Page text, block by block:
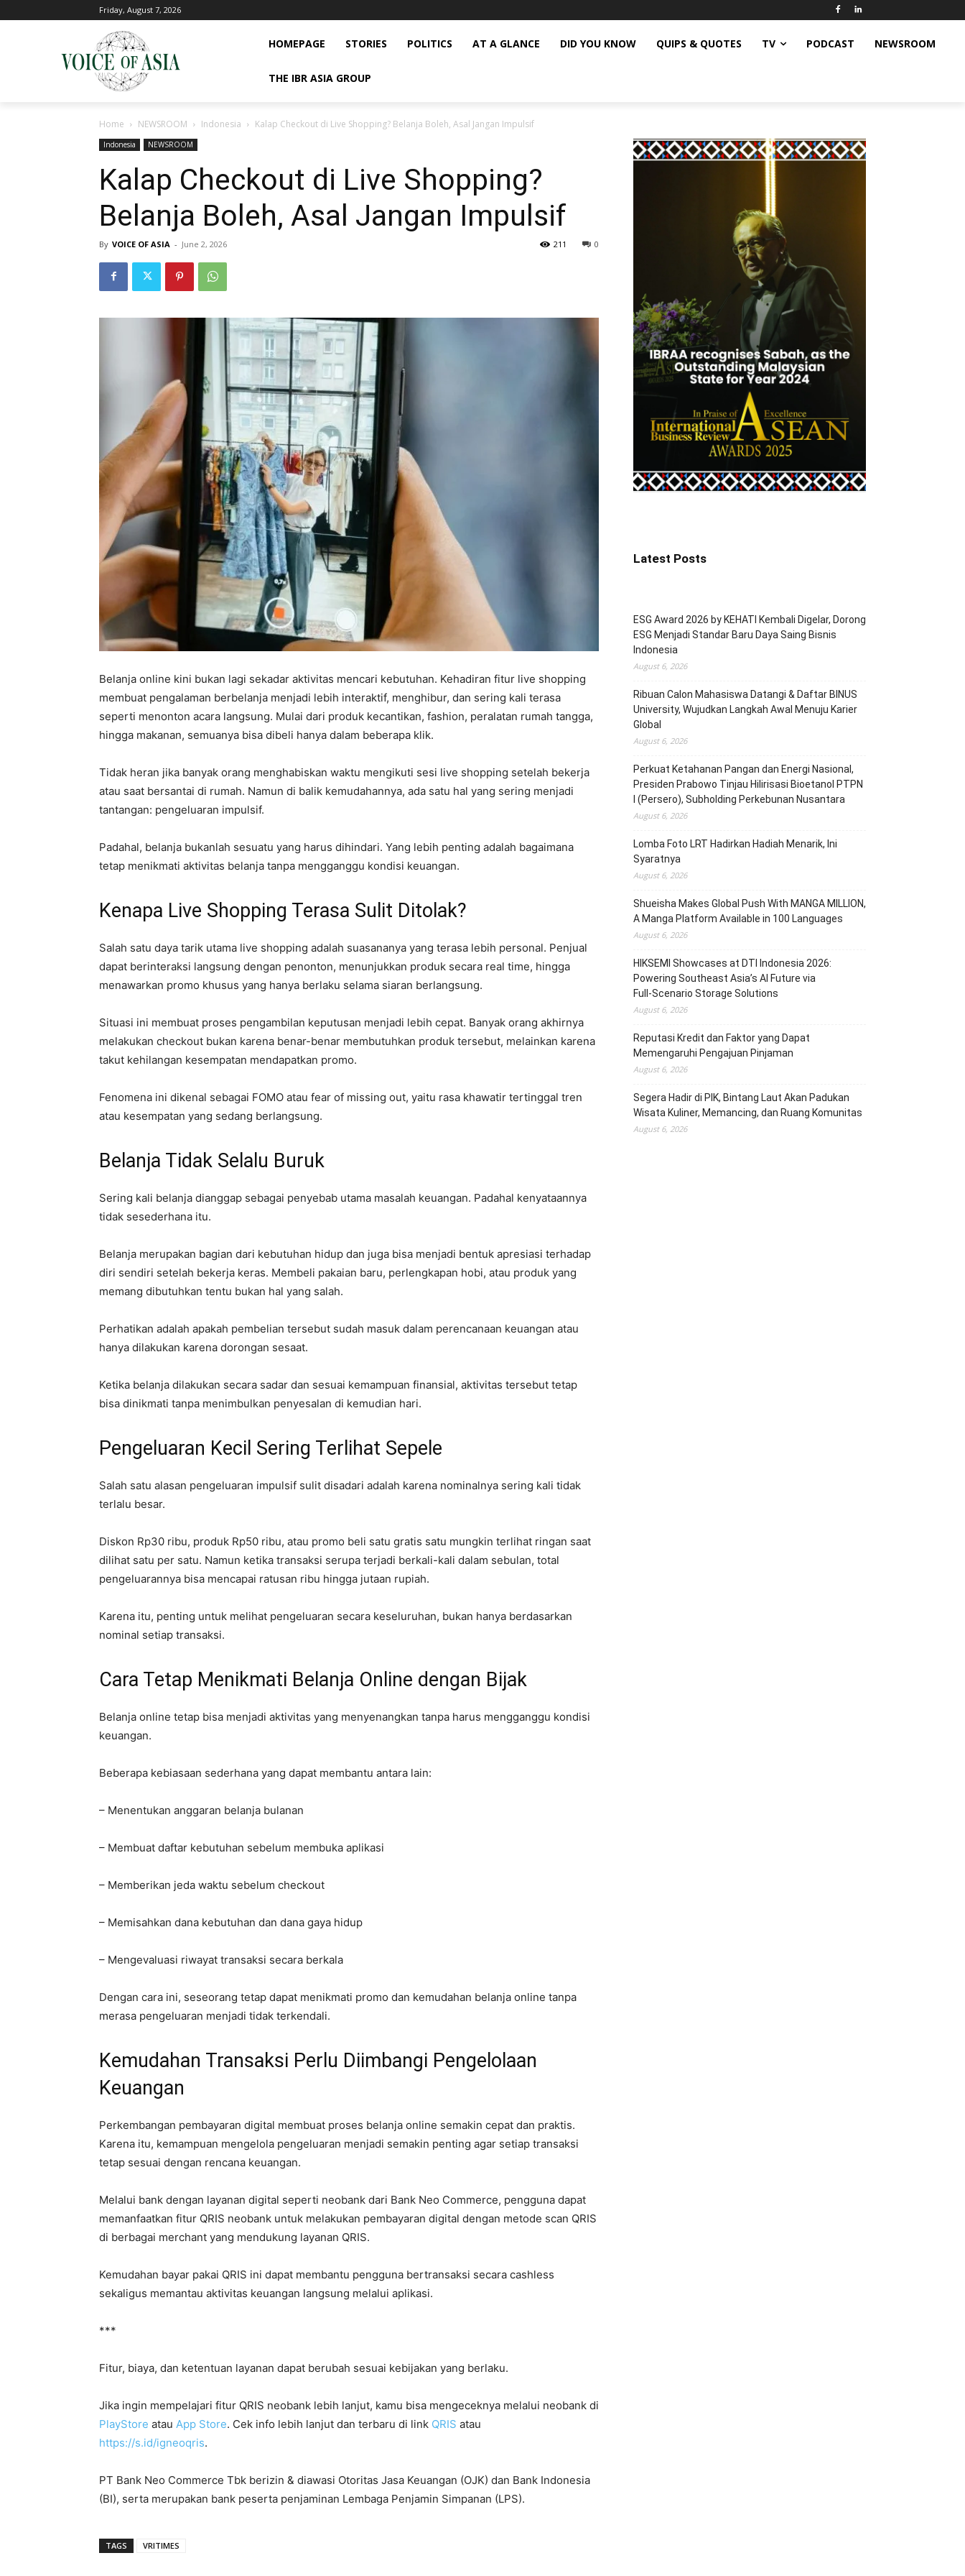
Friday, August 7, 2026
HOMEPAGE STORIES POLITICS AT A GLANCE DID YOU KNOW QUIPS & QUOTES TV PODCAST NEWSROOM
THE IBR ASIA GROUP
Home NEWSROOM Indonesia Kalap Checkout di Live Shopping? Belanja Boleh, Asal Jangan Impulsif
Indonesia NEWSROOM
Kalap Checkout di Live Shopping?
Belanja Boleh, Asal Jangan Impulsif
By VOICE OF ASIA - June 2, 2026 0
211
Belanja online kini bukan lagi sekadar aktivitas mencari kebutuhan. Kehadiran fitur live shopping
membuat pengalaman berbelanja menjadi lebih interaktif, menghibur, dan sering kali terasa
seperti menonton acara langsung. Mulai dari produk kecantikan, fashion, peralatan rumah tangga,
hingga makanan, semuanya bisa dibeli hanya dalam beberapa klik.
Tidak heran jika banyak orang menghabiskan waktu mengikuti sesi live shopping setelah bekerja
atau saat bersantai di rumah. Namun di balik kemudahannya, ada satu hal yang sering menjadi
tantangan: pengeluaran impulsif.
Padahal, belanja bukanlah sesuatu yang harus dihindari. Yang lebih penting adalah bagaimana
tetap menikmati aktivitas belanja tanpa mengganggu kondisi keuangan.
Kenapa Live Shopping Terasa Sulit Ditolak?
Salah satu daya tarik utama live shopping adalah suasananya yang terasa lebih personal. Penjual
dapat berinteraksi langsung dengan penonton, menunjukkan produk secara real time, hingga
menawarkan promo khusus yang hanya berlaku selama siaran berlangsung.
Situasi ini membuat proses pengambilan keputusan menjadi lebih cepat. Banyak orang akhirnya
melakukan checkout bukan karena benar-benar membutuhkan produk tersebut, melainkan karena
takut kehilangan kesempatan mendapatkan promo.
Fenomena ini dikenal sebagai FOMO atau fear of missing out, yaitu rasa khawatir tertinggal tren
atau kesempatan yang sedang berlangsung.
Belanja Tidak Selalu Buruk
Sering kali belanja dianggap sebagai penyebab utama masalah keuangan. Padahal kenyataannya
tidak sesederhana itu.
Belanja merupakan bagian dari kebutuhan hidup dan juga bisa menjadi bentuk apresiasi terhadap
diri sendiri setelah bekerja keras. Membeli pakaian baru, perlengkapan hobi, atau produk yang
memang dibutuhkan tentu bukan hal yang salah.
Perhatikan adalah apakah pembelian tersebut sudah masuk dalam perencanaan keuangan atau
hanya dilakukan karena dorongan sesaat.
Ketika belanja dilakukan secara sadar dan sesuai kemampuan finansial, aktivitas tersebut tetap
bisa dinikmati tanpa menimbulkan penyesalan di kemudian hari.
Pengeluaran Kecil Sering Terlihat Sepele
Salah satu alasan pengeluaran impulsif sulit disadari adalah karena nominalnya sering kali tidak
terlalu besar.
Diskon Rp30 ribu, produk Rp50 ribu, atau promo beli satu gratis satu mungkin terlihat ringan saat
dilihat satu per satu. Namun ketika transaksi serupa terjadi berkali-kali dalam sebulan, total
pengeluarannya bisa mencapai ratusan ribu hingga jutaan rupiah.
Karena itu, penting untuk melihat pengeluaran secara keseluruhan, bukan hanya berdasarkan
nominal setiap transaksi.
Cara Tetap Menikmati Belanja Online dengan Bijak
Belanja online tetap bisa menjadi aktivitas yang menyenangkan tanpa harus mengganggu kondisi
keuangan.
Beberapa kebiasaan sederhana yang dapat membantu antara lain:
– Menentukan anggaran belanja bulanan
– Membuat daftar kebutuhan sebelum membuka aplikasi
– Memberikan jeda waktu sebelum checkout
– Memisahkan dana kebutuhan dan dana gaya hidup
– Mengevaluasi riwayat transaksi secara berkala
Dengan cara ini, seseorang tetap dapat menikmati promo dan kemudahan belanja online tanpa
merasa pengeluaran menjadi tidak terkendali.
Kemudahan Transaksi Perlu Diimbangi Pengelolaan
Keuangan
Perkembangan pembayaran digital membuat proses belanja online semakin cepat dan praktis.
Karena itu, kemampuan mengelola pengeluaran menjadi semakin penting agar setiap transaksi
tetap sesuai dengan rencana keuangan.
Melalui bank dengan layanan digital seperti neobank dari Bank Neo Commerce, pengguna dapat
memanfaatkan fitur QRIS neobank untuk melakukan pembayaran digital dengan metode scan QRIS
di berbagai merchant yang mendukung layanan QRIS.
Kemudahan bayar pakai QRIS ini dapat membantu pengguna bertransaksi secara cashless
sekaligus memantau aktivitas keuangan langsung melalui aplikasi.
***
Fitur, biaya, dan ketentuan layanan dapat berubah sesuai kebijakan yang berlaku.
Jika ingin mempelajari fitur QRIS neobank lebih lanjut, kamu bisa mengeceknya melalui neobank di
PlayStore atau App Store. Cek info lebih lanjut dan terbaru di link QRIS atau
https://s.id/igneoqris.
PT Bank Neo Commerce Tbk berizin & diawasi Otoritas Jasa Keuangan (OJK) dan Bank Indonesia
(BI), serta merupakan bank peserta penjaminan Lembaga Penjamin Simpanan (LPS).⁣
TAGS VRITIMES
Latest Posts
ESG Award 2026 by KEHATI Kembali Digelar, Dorong
ESG Menjadi Standar Baru Daya Saing Bisnis
Indonesia
August 6, 2026
Ribuan Calon Mahasiswa Datangi & Daftar BINUS
University, Wujudkan Langkah Awal Menuju Karier
Global
August 6, 2026
Perkuat Ketahanan Pangan dan Energi Nasional,
Presiden Prabowo Tinjau Hilirisasi Bioetanol PTPN
I (Persero), Subholding Perkebunan Nusantara
August 6, 2026
Lomba Foto LRT Hadirkan Hadiah Menarik, Ini
Syaratnya
August 6, 2026
Shueisha Makes Global Push With MANGA MILLION,
A Manga Platform Available in 100 Languages
August 6, 2026
HIKSEMI Showcases at DTI Indonesia 2026:
Powering Southeast Asia’s AI Future via
Full‑Scenario Storage Solutions
August 6, 2026
Reputasi Kredit dan Faktor yang Dapat
Memengaruhi Pengajuan Pinjaman
August 6, 2026
Segera Hadir di PIK, Bintang Laut Akan Padukan
Wisata Kuliner, Memancing, dan Ruang Komunitas
August 6, 2026